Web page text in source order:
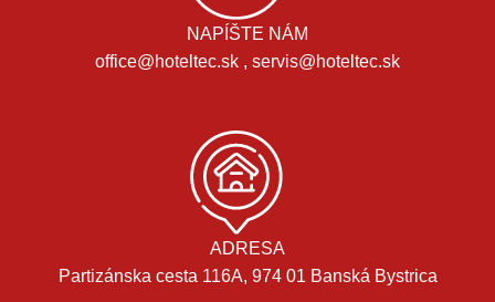
NAPÍŠTE NÁM
office@hoteltec.sk , servis@hoteltec.sk
ADRESA
Partizánska cesta 116A, 974 01 Banská Bystrica